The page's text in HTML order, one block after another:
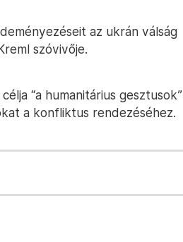
az ukrán válság
szóvivője.
“a humanitárius gesztusok”
a konfliktus rendezéséhez.